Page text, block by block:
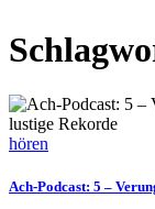
hören
Ach-Podcast: 5 –